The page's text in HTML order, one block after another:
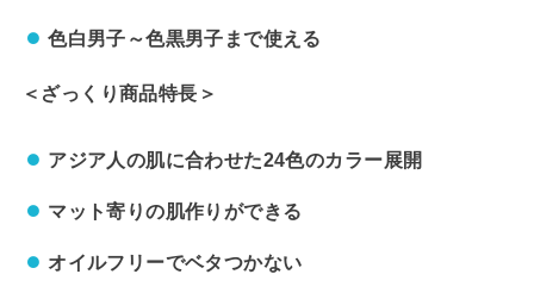
色白男子～色黒男子まで使える
＜ざっくり商品特長＞
アジア人の肌に合わせた24色のカラー展開
マット寄りの肌作りができる
オイルフリーでベタつかない